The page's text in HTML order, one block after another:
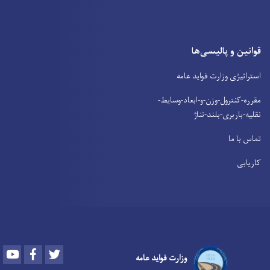
قوانین و پالیسی‌ها
استراتیژی وزارت فواید عامه
مقرره-کنترول-وزن-و-ابعاد-وسایط-
نقلیه-باربری-بلند-تناژ
تماس با ما
کاریابی
وزارت فواید عامه Youtube Facebook